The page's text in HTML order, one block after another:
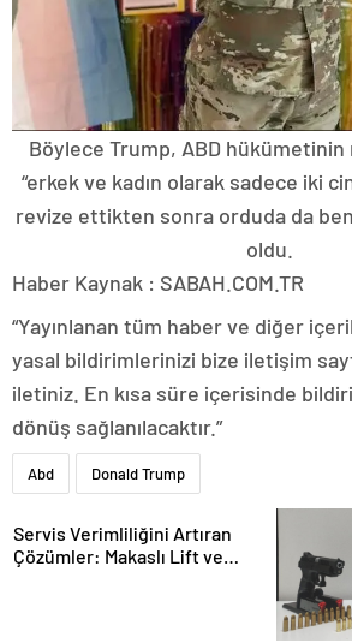
Böylece Trump, ABD hükümetinin
“erkek ve kadın olarak sadece iki
revize ettikten sonra orduda da
oldu.
Haber Kaynak : SABAH.COM.TR
“Yayınlanan tüm haber ve diğer
yasal bildirimlerinizi bize iletişim
iletiniz. En kısa süre içerisinde
dönüş sağlanılacaktır.”
Abd Donald Trump
Servis Verimliliğini Artıran
Çözümler: Makaslı Lift ve